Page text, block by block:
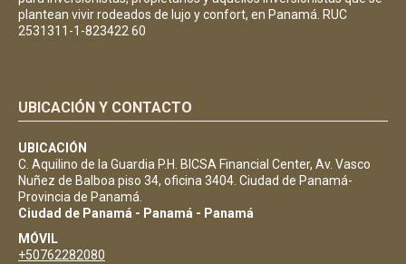
plantean vivir rodeados de lujo y confort, en Panamá. RUC
2531311-1-823422 60
UBICACIÓN Y CONTACTO
UBICACIÓN
C. Aquilino de la Guardia P.H. BICSA Financial Center, Av. Vasco
Nuñez de Balboa piso 34, oficina 3404. Ciudad de Panamá-
Provincia de Panamá.
Ciudad de Panamá - Panamá - Panamá
MÓVIL
+50762282080